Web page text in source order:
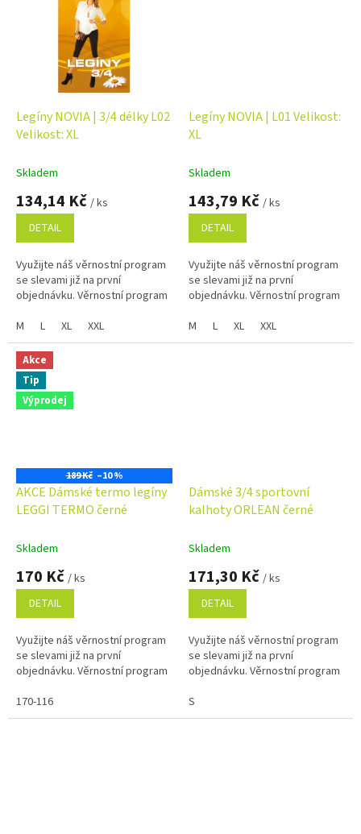
Legíny NOVIA | 3/4 délky L02
Velikost: XL
Skladem
134,14 Kč / ks
DETAIL
Využijte náš věrnostní program
se slevami již na první
objednávku. Věrnostní program
M
L XL XXL
Legíny NOVIA | L01 Velikost:
XL
Skladem
143,79 Kč / ks
DETAIL
Využijte náš věrnostní program
se slevami již na první
objednávku. Věrnostní program
M
L XL XXL
Akce
Tip
Výprodej
189 Kč –10 %
AKCE Dámské termo legíny
LEGGI TERMO černé
Skladem
170 Kč / ks
DETAIL
Využijte náš věrnostní program
se slevami již na první
objednávku. Věrnostní program
170-116
Dámské 3/4 sportovní
kalhoty ORLEAN černé
Skladem
171,30 Kč / ks
DETAIL
Využijte náš věrnostní program
se slevami již na první
objednávku. Věrnostní program
S